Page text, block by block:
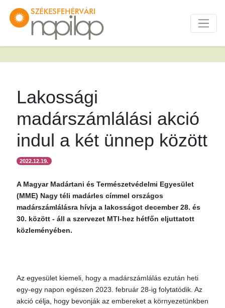
Lakossági
madárszámlálási akció
indul a két ünnep között
2022.12.19.
A Magyar Madártani és Természetvédelmi Egyesület
(MME) Nagy téli madárles címmel országos
madárszámlálásra hívja a lakosságot december 28. és
30. között - áll a szervezet MTI-hez hétfőn eljuttatott
közleményében.
Az egyesület kiemeli, hogy a madárszámlálás ezután heti
egy-egy napon egészen 2023. február 28-ig folytatódik. Az
akció célja, hogy bevonják az embereket a környezetünkben